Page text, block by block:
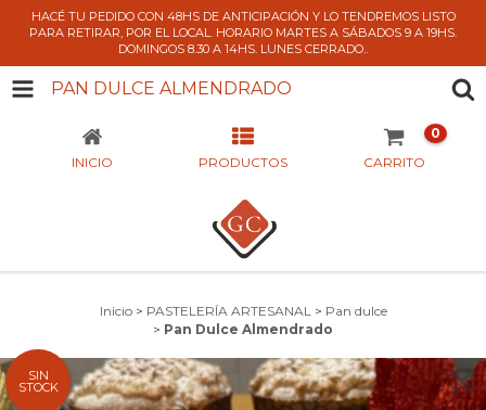
HACÉ TU PEDIDO CON 48HS DE ANTICIPACIÓN Y LO TENDREMOS LISTO
PARA RETIRAR, POR EL LOCAL. HORARIO MARTES A SÁBADOS 9 A 19HS.
DOMINGOS 8.30 A 14HS. LUNES CERRADO..
PAN DULCE ALMENDRADO
INICIO PRODUCTOS CARRITO
0
Inicio > PASTELERÍA ARTESANAL > Pan dulce
> Pan Dulce Almendrado
SIN
STOCK